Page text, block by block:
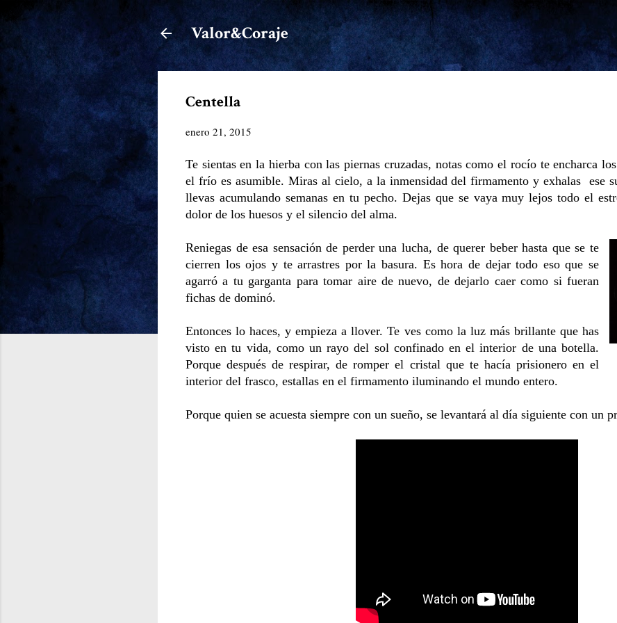
Ir al contenido principal
Valor&Coraje
Centella
enero 21, 2015
Te sientas en la hierba con las piernas cruzadas, notas como el rocío te encharca
el frío es asumible. Miras al cielo, a la inmensidad del firmamento y exhalas ese
llevas acumulando semanas en tu pecho. Dejas que se vaya muy lejos todo el
dolor de los huesos y el silencio del alma.
Reniegas de esa sensación de perder una lucha, de querer beber hasta que se te
cierren los ojos y te arrastres por la basura. Es hora de dejar todo eso que se
agarró a tu garganta para tomar aire de nuevo, de dejarlo caer como si fueran
fichas de dominó.
Entonces lo haces, y empieza a llover. Te ves como la luz más brillante que has
visto en tu vida, como un rayo del sol confinado en el interior de una botella.
Porque después de respirar, de romper el cristal que te hacía prisionero en el
interior del frasco, estallas en el firmamento iluminando el mundo entero.
Porque quien se acuesta siempre con un sueño, se levantará al día siguiente con un